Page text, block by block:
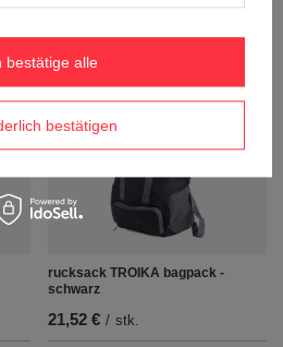
rucksack TROIKA bagpack -
schwarz
21,52 € / stk.
bestätigen
bestätige alle